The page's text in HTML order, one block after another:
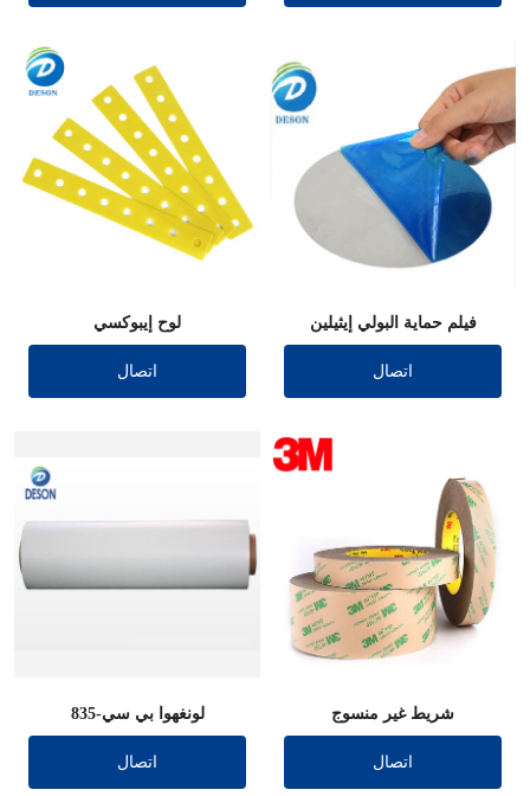
فيلم حماية البولي إيثيلين
مقطوع بالقالب
اتصال
لوح إيبوكسي
اتصال
شريط غير منسوج
اتصال
لونغهوا بي سي-835
اتصال